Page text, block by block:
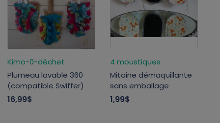
Kimo-0-déchet
Plumeau lavable 360
(compatible Swiffer)
16,99$
4 moustiques
Mitaine démaquillante
sans emballage
1,99$